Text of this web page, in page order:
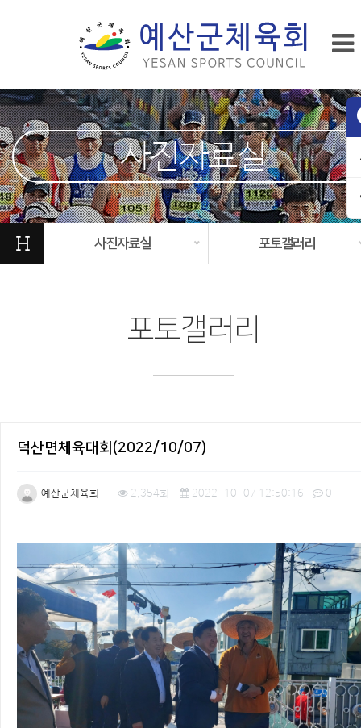
사진자료실
H 사진자료실 포토갤러리
포토갤러리
덕산면체육대회(2022/10/07)
예산군체육회 2,354회 2022-10-07 12:50:16 0